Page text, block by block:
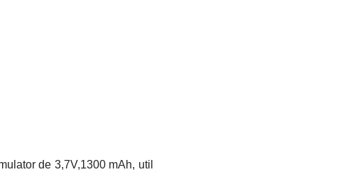
de 3,7V,1300 mAh, util